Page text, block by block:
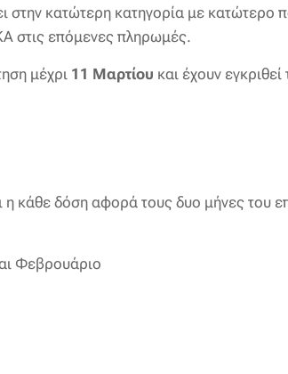
στην κατώτερη κατηγορία με κατώτερο
στις επόμενες πληρωμές.
μέχρι 11 Μαρτίου και έχουν
η κάθε δόση αφορά τους δυο μήνες του
Φεβρουάριο